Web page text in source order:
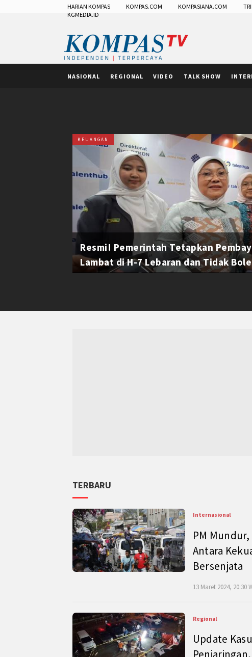
HARIAN KOMPAS KOMPAS.COM KOMPASIANA.COM
KGMEDIA.ID
NASIONAL REGIONAL VIDEO TALK SHOW
KEUANGAN
Resmi! Pemerintah Tetapkan
Lambat di H-7 Lebaran dan Tidak
TERBARU
Internasional
PM
Antara
Bersenjata
13 Maret 2024, 20:30
Regional
Update